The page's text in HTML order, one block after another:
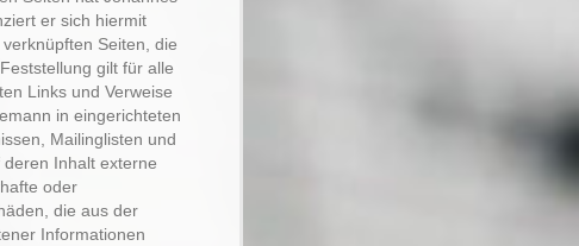
er sich hiermit
Seiten, die
gilt für alle
Links und Verweise
in eingerichteten
Mailinglisten und
Inhalt externe
oder
die aus der
Informationen